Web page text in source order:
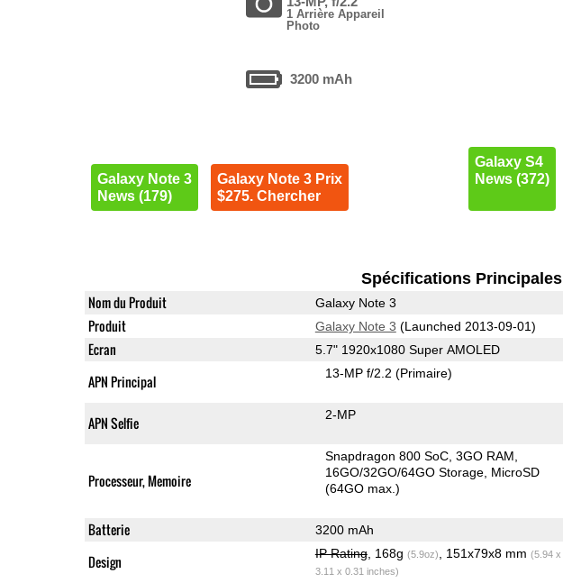
1 Arrière Appareil
Photo
3200 mAh
Galaxy Note 3
News (179)
Galaxy Note 3 Prix
$275. Chercher
Galaxy S4
News (372)
Spécifications Principales
Nom du Produit Galaxy Note 3
Produit Galaxy Note 3 (Launched 2013-09-01)
Ecran 5.7" 1920x1080 Super AMOLED
APN Principal 13-MP f/2.2(Primaire)
APN Selfie 2-MP
Processeur, Memoire
Snapdragon 800 SoC 3GO RAM
16GO/32GO/64GO Storage MicroSD
(64GO max.)
Batterie 3200 mAh
Design IP Rating, 168g (5.9oz) , 151x79x8 mm (5.94 x
3.11 x 0.31 inches)